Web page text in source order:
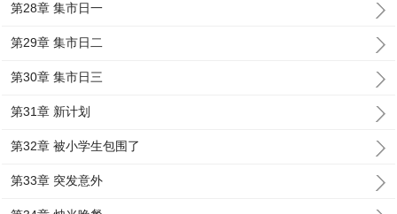
第28章 集市日一
第29章 集市日二
第30章 集市日三
第31章 新计划
第32章 被小学生包围了
第33章 突发意外